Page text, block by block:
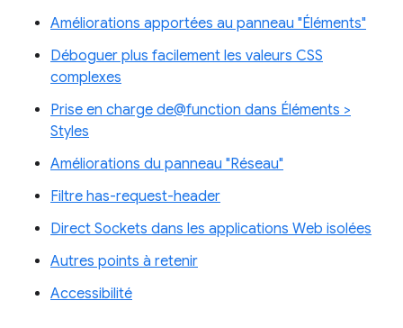
Améliorations apportées au panneau "Éléments"
Déboguer plus facilement les valeurs CSS
complexes
Prise en charge de@function dans Éléments >
Styles
Améliorations du panneau "Réseau"
Filtre has-request-header
Direct Sockets dans les applications Web isolées
Autres points à retenir
Accessibilité